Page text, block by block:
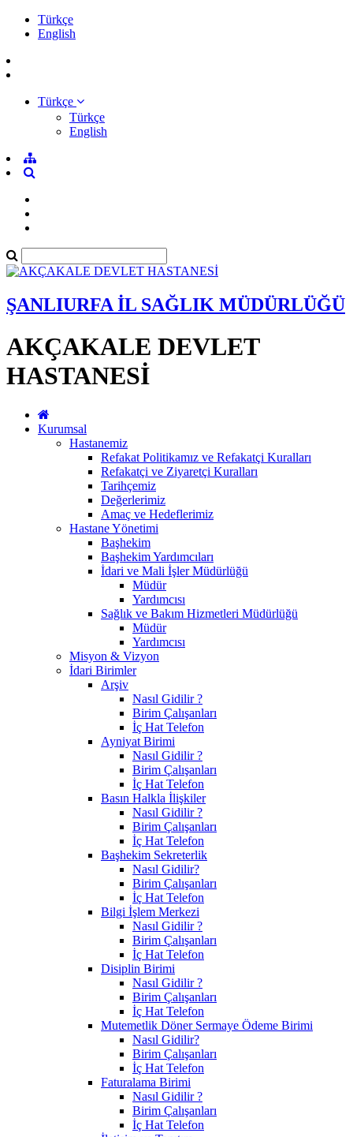
Türkçe
English
Türkçe
Türkçe
English
ŞANLIURFA İL SAĞLIK MÜDÜRLÜĞÜ
AKÇAKALE DEVLET
HASTANESİ
Kurumsal
Hastanemiz
Refakat Politikamız ve Refakatçi Kuralları
Refakatçi ve Ziyaretçi Kuralları
Tarihçemiz
Değerlerimiz
Amaç ve Hedeflerimiz
Hastane Yönetimi
Başhekim
Başhekim Yardımcıları
İdari ve Mali İşler Müdürlüğü
Müdür
Yardımcısı
Sağlık ve Bakım Hizmetleri Müdürlüğü
Müdür
Yardımcısı
Misyon & Vizyon
İdari Birimler
Arşiv
Nasıl Gidilir ?
Birim Çalışanları
İç Hat Telefon
Ayniyat Birimi
Nasıl Gidilir ?
Birim Çalışanları
İç Hat Telefon
Basın Halkla İlişkiler
Nasıl Gidilir ?
Birim Çalışanları
İç Hat Telefon
Başhekim Sekreterlik
Nasıl Gidilir?
Birim Çalışanları
İç Hat Telefon
Bilgi İşlem Merkezi
Nasıl Gidilir ?
Birim Çalışanları
İç Hat Telefon
Disiplin Birimi
Nasıl Gidilir ?
Birim Çalışanları
İç Hat Telefon
Mutemetlik Döner Sermaye Ödeme Birimi
Nasıl Gidilir?
Birim Çalışanları
İç Hat Telefon
Faturalama Birimi
Nasıl Gidilir ?
Birim Çalışanları
İç Hat Telefon